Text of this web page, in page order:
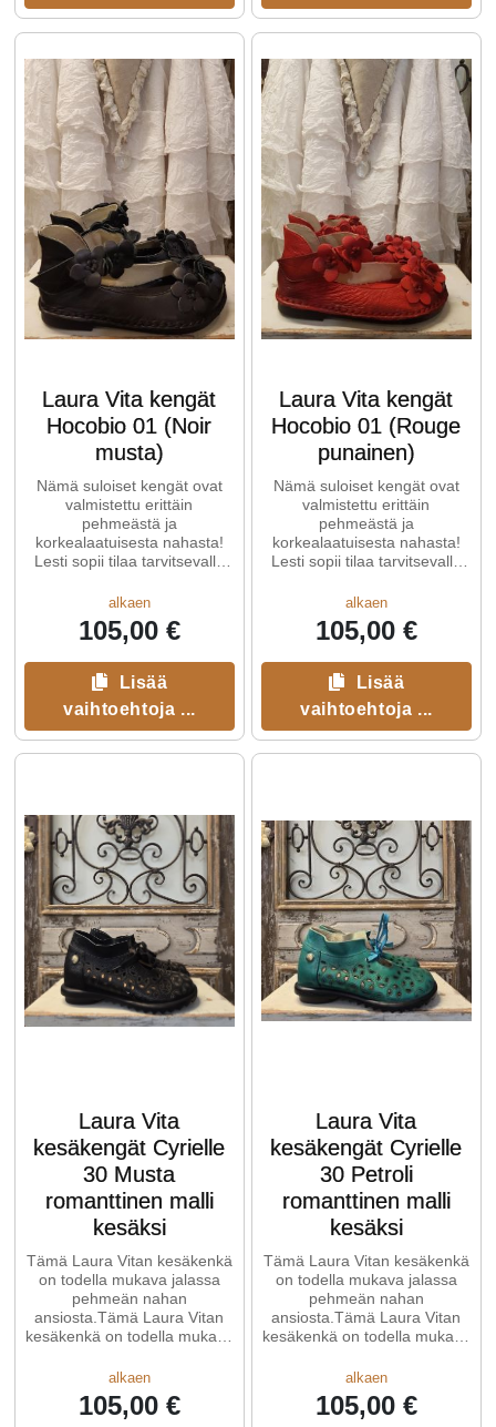
Laura Vita kengät
Hocobio 01 (Noir
musta)
Nämä suloiset kengät ovat
valmistettu erittäin
pehmeästä ja
korkealaatuisesta nahasta!
Lesti sopii tilaa tarvitsevalle
malleista ...
alkaen
105,00 €
Lisää
vaihtoehtoja ...
Laura Vita kengät
Hocobio 01 (Rouge
punainen)
Nämä suloiset kengät ovat
valmistettu erittäin
pehmeästä ja
korkealaatuisesta nahasta!
Lesti sopii tilaa tarvitsevalle
malleista ...
alkaen
105,00 €
Lisää
vaihtoehtoja ...
Laura Vita
kesäkengät Cyrielle
30 Musta
romanttinen malli
kesäksi
Tämä Laura Vitan kesäkenkä
on todella mukava jalassa
pehmeän nahan
ansiosta.Tämä Laura Vitan
kesäkenkä on todella mukava
ansiosta.
alkaen
105,00 €
Laura Vita
kesäkengät Cyrielle
30 Petroli
romanttinen malli
kesäksi
Tämä Laura Vitan kesäkenkä
on todella mukava jalassa
pehmeän nahan
ansiosta.Tämä Laura Vitan
kesäkenkä on todella mukava
ansiosta.
alkaen
105,00 €